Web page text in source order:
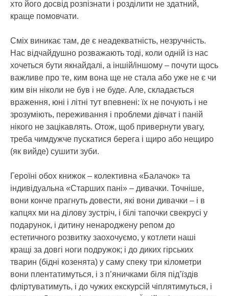
хто його досвід розпізнати і розділити не здатний,
краще помовчати.
Сміх виникає там, де є неадекватність, незручність.
Нас відчайдушно розважають тоді, коли одній із нас
хочеться бути якнайдалі, а іншій/іншому – почути щось
важливе про те, ким вона ще не стала або уже не є чи
ким він ніколи не був і не буде. Але, складається
враження, юні і літні тут впевнені: їх не почують і не
зрозуміють, переживання і проблеми дівчат і паній
нікого не зацікавлять. Отож, щоб привернути увагу,
треба чимдужче пускатися берега і щиро або нещиро
(як вийде) сушити зуби.
Героїні обох книжок – колективна «Балачок» та
індивідуальна «Старших пані» – дивачки. Точніше,
вони конче прагнуть довести, які вони дивачки – і в
капцях ми на ділову зустріч, і білі тапочки свекрусі у
подарунок, і дитину ненароджену репом до
естетичного розвитку заохочуємо, у котлети наші
кращі за довгі ноги подружок; і до диких гірських
тварин (бідні козенята) у саму спеку три кілометри
вони плентатимуться, і з п’яничками біля під’їздів
фліртуватимуть, і до чужих екскурсій чіплятимуться, і